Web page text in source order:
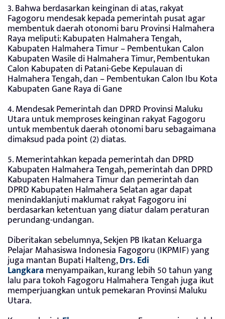
3. Bahwa berdasarkan keinginan di atas, rakyat
Fagogoru mendesak kepada pemerintah pusat agar
membentuk daerah otonomi baru Provinsi Halmahera
Raya meliputi: Kabupaten Halmahera Tengah,
Kabupaten Halmahera Timur – Pembentukan Calon
Kabupaten Wasile di Halmahera Timur, Pembentukan
Calon Kabupaten di Patani-Gebe Kepulauan di
Halmahera Tengah, dan – Pembentukan Calon Ibu Kota
Kabupaten Gane Raya di Gane
4. Mendesak Pemerintah dan DPRD Provinsi Maluku
Utara untuk memproses keinginan rakyat Fagogoru
untuk membentuk daerah otonomi baru sebagaimana
dimaksud pada point (2) diatas.
5. Memerintahkan kepada pemerintah dan DPRD
Kabupaten Halmahera Tengah, pemerintah dan DPRD
Kabupaten Halmahera Timur dan pemerintah dan
DPRD Kabupaten Halmahera Selatan agar dapat
menindaklanjuti maklumat rakyat Fagogoru ini
berdasarkan ketentuan yang diatur dalam peraturan
perundang-undangan.
Diberitakan sebelumnya, Sekjen PB Ikatan Keluarga
Pelajar Mahasiswa Indonesia Fagogoru (IKPMIF) yang
juga mantan Bupati Halteng,Drs. Edi
Langkaramenyampaikan, kurang lebih 50 tahun yang
lalu para tokoh Fagogoru Halmahera Tengah juga ikut
memperjuangkan untuk pemekaran Provinsi Maluku
Utara.